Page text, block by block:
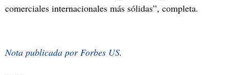
comerciales internacionales más sólidas”, completa.
Nota publicada por Forbes US.